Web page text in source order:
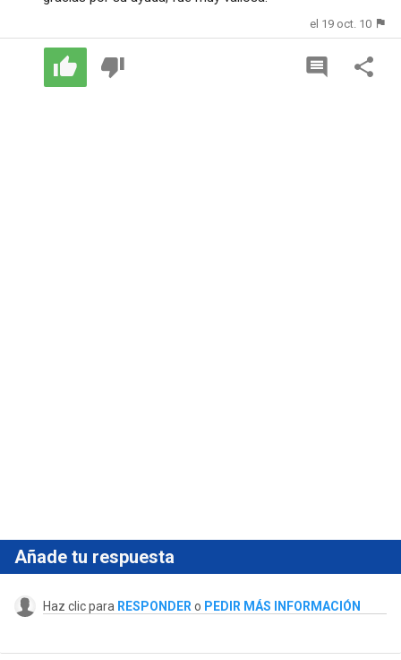
el 19 oct. 10
Añade tu respuesta
Haz clic para RESPONDER o PEDIR MÁS INFORMACIÓN